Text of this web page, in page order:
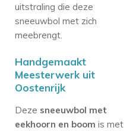
uitstraling die deze
sneeuwbol met zich
meebrengt.
Handgemaakt
Meesterwerk uit
Oostenrijk
Deze sneeuwbol met
eekhoorn en boom is met